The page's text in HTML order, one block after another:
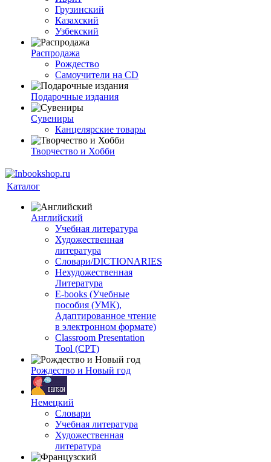
Грузинский
Казахский
Узбекский
Распродажа
Рождество
Самоучители на CD
Подарочные издания
Сувениры
Канцелярские товары
Творчество и Хобби
Каталог
Английский
Учебная литература
Художественная
литература
Словари/DICTIONARIES
Нехудожественная
Литература
E-books (Учебные
пособия (УМК),
Адаптированное чтение
в электронном формате)
Classroom Presentation
Tool (CPT)
Рождество и Новый год
Немецкий
Словари
Учебная литература
Художественная
литература